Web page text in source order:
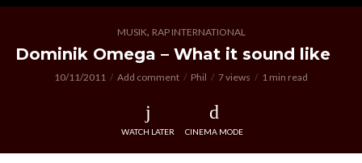
MUSIK, RAP INTERNATIONAL
Dominik Omega – What it sound like
10/11/2011 Add comment Phil 7 views 1 min read
WATCH LATER CINEMA MODE